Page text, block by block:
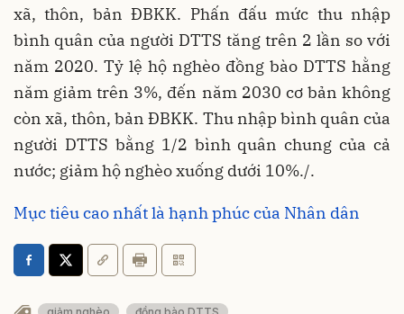
xã, thôn, bản ĐBKK. Phấn đấu mức thu nhập
bình quân của người DTTS tăng trên 2 lần so với
năm 2020. Tỷ lệ hộ nghèo đồng bào DTTS hằng
năm giảm trên 3%, đến năm 2030 cơ bản không
còn xã, thôn, bản ĐBKK. Thu nhập bình quân của
người DTTS bằng 1/2 bình quân chung của cả
nước; giảm hộ nghèo xuống dưới 10%./.
Mục tiêu cao nhất là hạnh phúc của Nhân dân